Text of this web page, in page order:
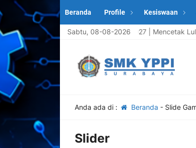
Beranda Profile Kesiswaan
Sabtu, 08-08-2026
Didik Baru Tahun Ajaran 2026/2027 | Mencetak
Anda ada di : Beranda - Slide
Slider